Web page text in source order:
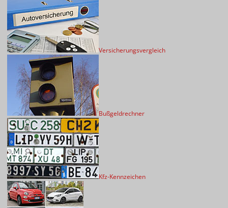
Versicherungsvergleich
Bußgeldrechner
Kfz-Kennzeichen